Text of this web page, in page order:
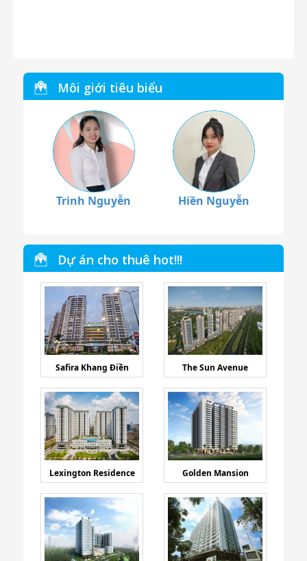
Môi giới tiêu biểu
Trinh Nguyễn Hiền Nguyễn
Dự án cho thuê hot!!!
Safira Khang Điền The Sun Avenue
Lexington Residence Golden Mansion